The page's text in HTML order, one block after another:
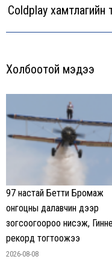
Coldplay хамтлагийн
Холбоотой мэдээ
97 настай Бетти Бромаж
онгоцны далавчин дээр
зогсоогоороо нисэж,
рекорд тогтоожээ
2026-08-08